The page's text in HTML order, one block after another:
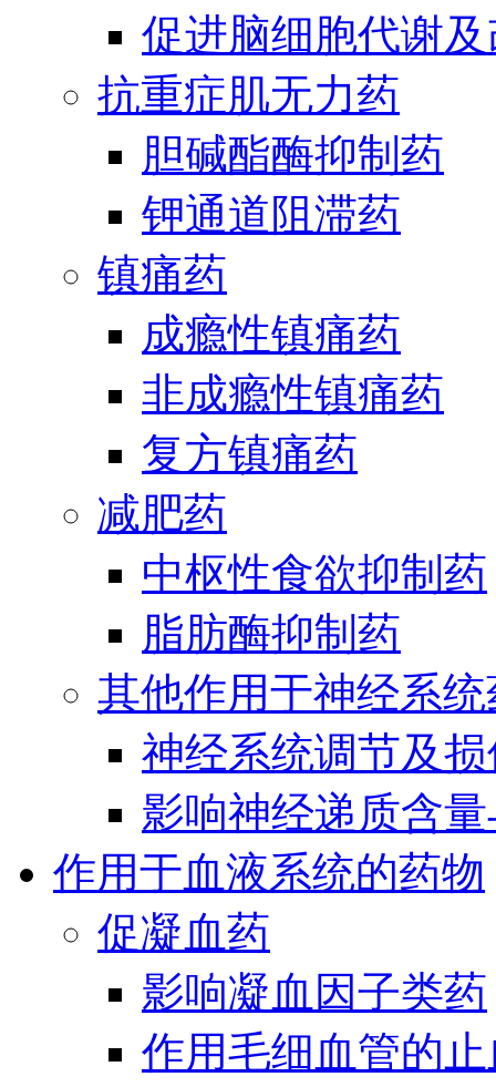
促进脑细胞代谢
抗重症肌无力药
胆碱酯酶抑制药
钾通道阻滞药
镇痛药
成瘾性镇痛药
非成瘾性镇痛药
复方镇痛药
减肥药
中枢性食欲抑制药
脂肪酶抑制药
其他作用于神经系统
神经系统调节及
影响神经递质含
作用于血液系统的药物
促凝血药
影响凝血因子类药
作用毛细血管的